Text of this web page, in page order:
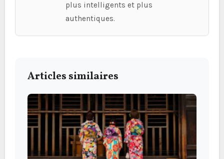
plus intelligents et plus
authentiques.
Articles similaires